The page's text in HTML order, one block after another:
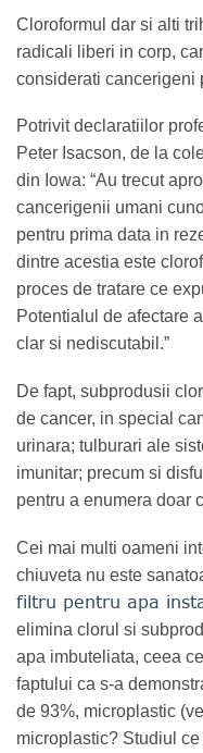
Cloroformul dar si alti
radicali liberi in corp,
considerati cancerigeni
Potrivit declaratiilor
Peter Isacson, de la
din Iowa: “Au trecut
cancerigenii umani
pentru prima data in
dintre acestia este
proces de tratare ce
Potentialul de afectare
clar si nediscutabil.”
De fapt, subprodusii
de cancer, in special
urinara; tulburari ale
imunitar; precum si
pentru a enumera doar
Cei mai multi oameni
chiuveta nu este
filtru pentru apa
elimina clorul si
apa imbuteliata, ceea
faptului ca s-a
de 93%, microplastic
microplastic? Studiul